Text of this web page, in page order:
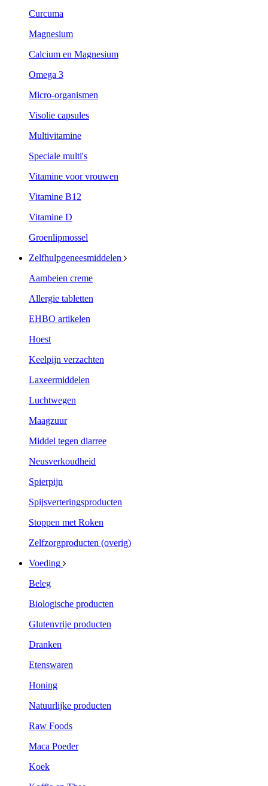
Curcuma
Magnesium
Calcium en Magnesium
Omega 3
Micro-organismen
Visolie capsules
Multivitamine
Speciale multi's
Vitamine voor vrouwen
Vitamine B12
Vitamine D
Groenlipmossel
Zelfhulpgeneesmiddelen
Aambeien creme
Allergie tabletten
EHBO artikelen
Hoest
Keelpijn verzachten
Laxeermiddelen
Luchtwegen
Maagzuur
Middel tegen diarree
Neusverkoudheid
Spierpijn
Spijsverteringsproducten
Stoppen met Roken
Zelfzorgproducten (overig)
Voeding
Beleg
Biologische producten
Glutenvrije producten
Dranken
Etenswaren
Honing
Natuurlijke producten
Raw Foods
Maca Poeder
Koek